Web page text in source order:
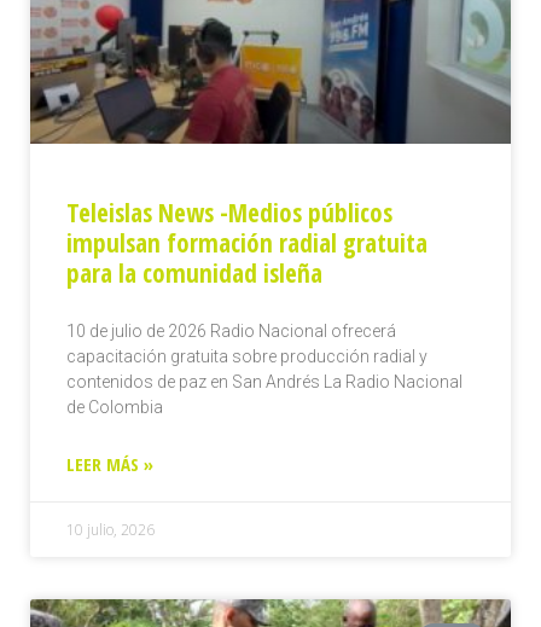
Teleislas News -Medios públicos
impulsan formación radial gratuita
para la comunidad isleña
10 de julio de 2026 Radio Nacional ofrecerá
capacitación gratuita sobre producción radial y
contenidos de paz en San Andrés La Radio Nacional
de Colombia
LEER MÁS »
10 julio, 2026